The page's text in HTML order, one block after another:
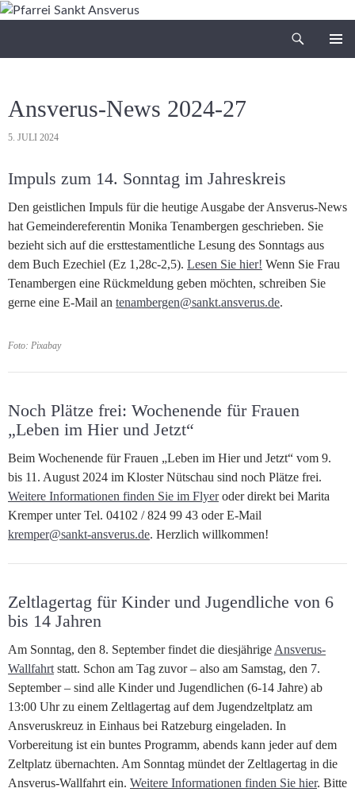
Zum
Ansverus-News 2024-27
5. JULI 2024
Impuls zum 14. Sonntag im Jahreskreis
Den geistlichen Impuls für die heutige Ausgabe der Ansverus-News
hat Gemeindereferentin Monika Tenambergen geschrieben. Sie
bezieht sich auf die ersttestamentliche Lesung des Sonntags aus
dem Buch Ezechiel (Ez 1,28c-2,5). Lesen Sie hier! Wenn Sie Frau
Tenambergen eine Rückmeldung geben möchten, schreiben Sie
gerne eine E-Mail an tenambergen@sankt.ansverus.de.
Foto: Pixabay
Noch Plätze frei: Wochenende für Frauen
„Leben im Hier und Jetzt“
Beim Wochenende für Frauen „Leben im Hier und Jetzt“ vom 9.
bis 11. August 2024 im Kloster Nütschau sind noch Plätze frei.
Weitere Informationen finden Sie im Flyeroder direkt bei Marita
Kremper unter Tel. 04102 / 824 99 43 oder E-Mail
kremper@sankt-ansverus.de. Herzlich willkommen!
Zeltlagertag für Kinder und Jugendliche von 6
bis 14 Jahren
Am Sonntag, den 8. September findet die diesjährige Ansverus-
Wallfahrt statt. Schon am Tag zuvor – also am Samstag, den 7.
September – sind alle Kinder und Jugendlichen (6-14 Jahre) ab
13:00 Uhr zu einem Zeltlagertag auf dem Jugendzeltplatz am
Ansveruskreuz in Einhaus bei Ratzeburg eingeladen. In
Vorbereitung ist ein buntes Programm, abends kann jeder auf dem
Zeltplatz übernachten. Am Sonntag mündet der Zeltlagertag in die
Ansverus-Wallfahrt ein. Weitere Informationen finden Sie hier. Bitte